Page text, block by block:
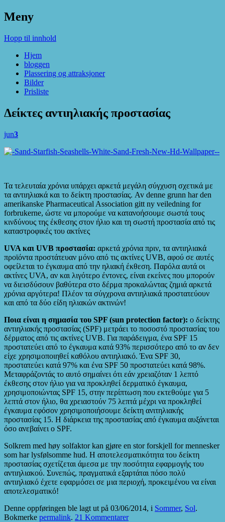
Meny
Hopp til innhold
Hjem
bloggen
Plassering og attraksjoner
Bilder
Prisliste
Δείκτες αντιηλιακής προστασίας
jun3
Τα τελευταία χρόνια υπάρχει αρκετά μεγάλη σύγχυση σχετικά με
τα αντιηλιακά και το δείκτη προστασίας. Av denne grunn har den
amerikanske Pharmaceutical Association gitt ny veiledning for
forbrukerne, ώστε να μπορούμε να κατανοήσουμε σωστά τους
κινδύνους της έκθεσης στον ήλιο και τη σωστή προστασία από τις
καταστροφικές του ακτίνες
UVA και UVB προστασία: αρκετά χρόνια πριν, τα αντιηλιακά
προϊόντα προστάτευαν μόνο από τις ακτίνες UVB, αφού σε αυτές
οφείλεται το έγκαυμα από την ηλιακή έκθεση. Παρόλα αυτά οι
ακτίνες UVA, αν και λιγότερο έντονες, είναι εκείνες που μπορούν
να διεισδύσουν βαθύτερα στο δέρμα προκαλώντας ζημιά αρκετά
χρόνια αργότερα! Πλέον τα σύγχρονα αντιηλιακά προστατεύουν
και από τα δύο είδη ηλιακών ακτινών!
Ποια είναι η σημασία του SPF (sun protection factor): ο δείκτης
αντιηλιακής προστασίας (SPF) μετράει το ποσοστό προστασίας του
δέρματος από τις ακτίνες UVB. Για παράδειγμα, ένα SPF 15
προστατεύει από το έγκαυμα κατά 93% περισσότερο από το αν δεν
είχε χρησιμοποιηθεί καθόλου αντιηλιακό.Ένα SPF 30,
προστατεύει κατά 97% και ένα SPF 50 προστατεύει κατά 98%.
Μεταφράζοντάς το αυτό σημαίνει ότι εάν χρειαζόταν 1 λεπτό
έκθεσης στον ήλιο για να προκληθεί δερματικό έγκαυμα,
χρησιμοποιώντας SPF 15, στην περίπτωση που εκτεθούμε για 5
λεπτά στον ήλιο, θα χρειαστούν 75 λεπτά μέχρι να προκληθεί
έγκαυμα εφόσον χρησιμοποιήσουμε δείκτη ανιτηλιακής
προστασίας 15. Η διάρκεια της προστασίας από έγκαυμα αυξάνεται
όσο ανεβαίνει ο SPF.
Solkrem med høy solfaktor kan gjøre en stor forskjell for mennesker
som har lysfølsomme hud. Η αποτελεσματικότητα του δείκτη
προστασίας σχετίζεται άμεσα με την ποσότητα εφαρμογής του
αντιηλιακού. Συνεπώς, πραγματικά εξαρτάται πόσο πολύ
αντιηλιακό έχετε εφαρμόσει σε μια περιοχή, προκειμένου να είναι
αποτελεσματικό!
Denne oppføringen ble lagt ut på 03/06/2014, i Sommer, Sol.
Bokmerke permalink. 21 Kommentarer